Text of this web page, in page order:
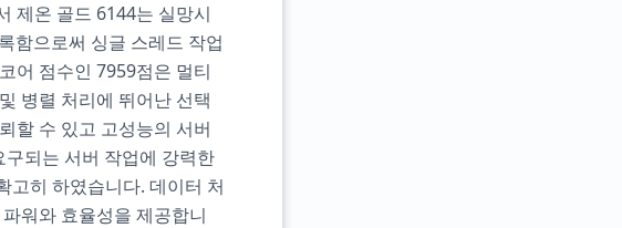
제온 골드 6144는 실망시
함으로써 싱글 스레드 작업
어 점수인 7959점은 멀티
병렬 처리에 뛰어난 선택
할 수 있고 고성능의 서버
되는 서버 작업에 강력한
고히 하였습니다. 데이터 처
워와 효율성을 제공합니